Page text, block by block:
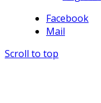
Facebook
Mail
Scroll to top